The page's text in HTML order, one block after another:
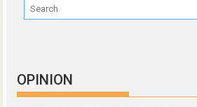
OPINION